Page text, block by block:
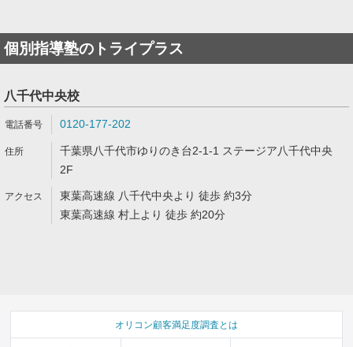
個別指導塾のトライプラス
八千代中央校
0120-177-202
千葉県八千代市ゆりのき台2-1-1 ステージア八千代中央
2F
東葉高速線 八千代中央より 徒歩 約3分
東葉高速線 村上より 徒歩 約20分
オリコン顧客満足度調査とは